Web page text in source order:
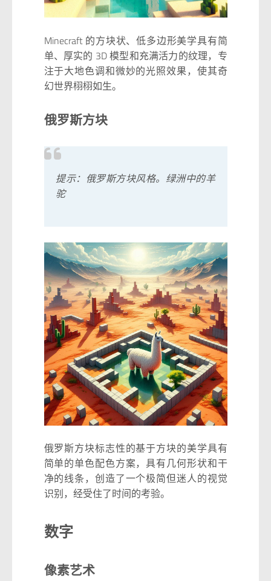
Minecraft 的方块状、低多边形美学具有简
单、厚实的 3D 模型和充满活力的纹理，专
注于大地色调和微妙的光照效果，使其奇
幻世界栩栩如生。
俄罗斯方块
提示：俄罗斯方块风格。绿洲中的羊
驼
俄罗斯方块标志性的基于方块的美学具有
简单的单色配色方案，具有几何形状和干
净的线条，创造了一个极简但迷人的视觉
识别，经受住了时间的考验。
数字
像素艺术